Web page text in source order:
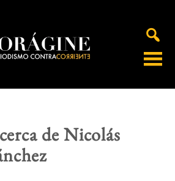
de Nicolás